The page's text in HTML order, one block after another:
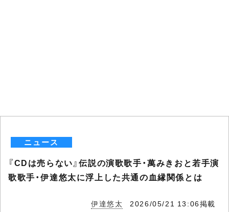
ニュース
『CDは売らない』伝説の演歌歌手・萬みきおと若手演
歌歌手・伊達悠太に浮上した共通の血縁関係とは
伊達悠太 2026/05/21 13:06掲載